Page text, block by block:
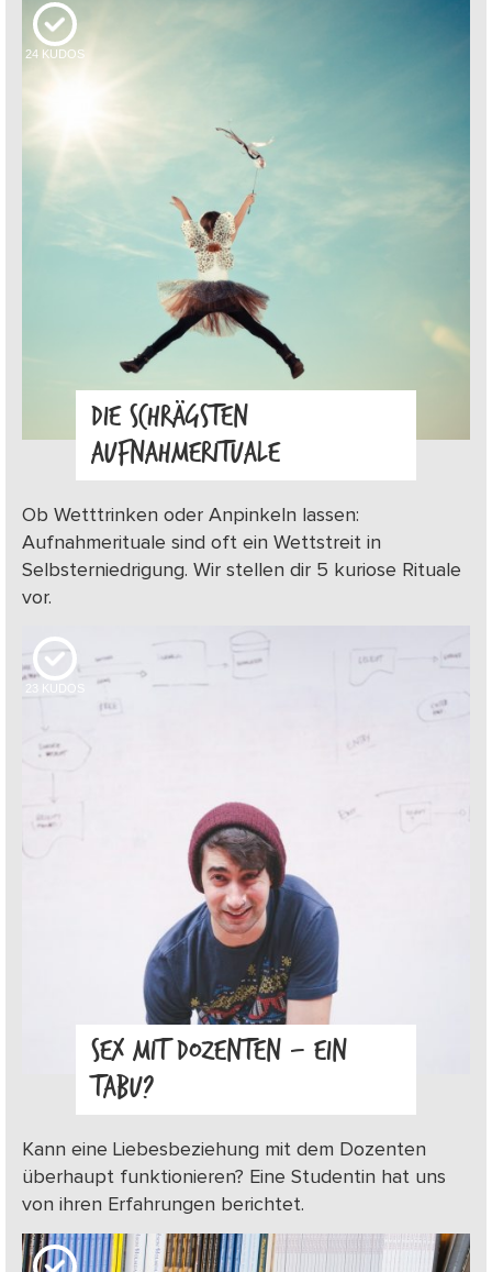
24 KUDOS
DIE SCHRÄGSTEN
AUFNAHMERITUALE
Ob Wetttrinken oder Anpinkeln lassen:
Aufnahmerituale sind oft ein Wettstreit in
Selbsterniedrigung. Wir stellen dir 5 kuriose Rituale
vor.
23 KUDOS
SEX MIT DOZENTEN – EIN
TABU?
Kann eine Liebesbeziehung mit dem Dozenten
überhaupt funktionieren? Eine Studentin hat uns
von ihren Erfahrungen berichtet.